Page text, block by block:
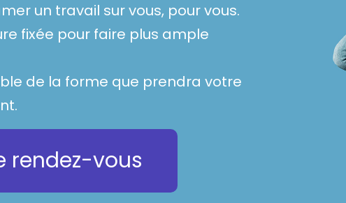
un travail sur vous, pour vous.
fixée pour faire plus ample
de la forme que prendra votre
rendez-vous